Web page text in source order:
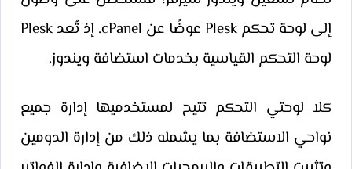
إلى لوحة تحكم Plesk عوضًا عن cPanel. إذ تُعد Plesk
لوحة التحكم القياسية بخدمات استضافة ويندوز.
كلا لوحتي التحكم تتيح لمستخدميها إدارة جميع
نواحي الاستضافة بما يشمله ذلك من إدارة الدومين